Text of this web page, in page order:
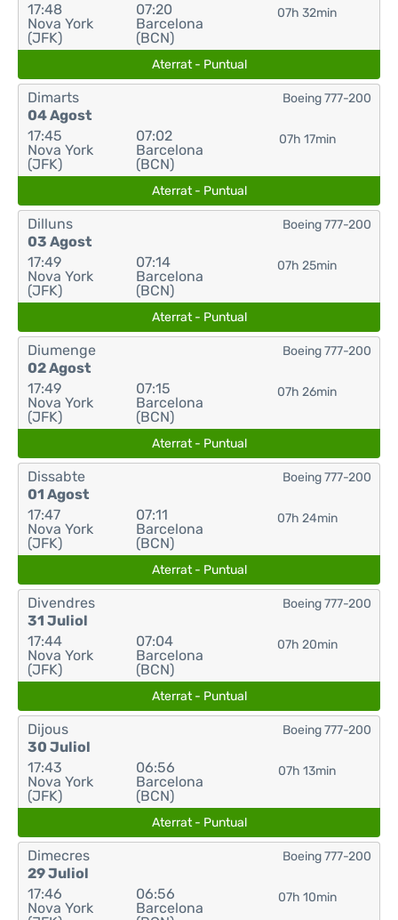
17:48
Nova York
(JFK)
07:20
Barcelona
(BCN)
07h 32min
Aterrat - Puntual
Dimarts
04 Agost
17:45
Nova York
(JFK)
07:02
Barcelona
(BCN)
07h 17min
Boeing 777-200
Aterrat - Puntual
Dilluns
03 Agost
17:49
Nova York
(JFK)
07:14
Barcelona
(BCN)
07h 25min
Boeing 777-200
Aterrat - Puntual
Diumenge
02 Agost
17:49
Nova York
(JFK)
07:15
Barcelona
(BCN)
07h 26min
Boeing 777-200
Aterrat - Puntual
Dissabte
01 Agost
17:47
Nova York
(JFK)
07:11
Barcelona
(BCN)
07h 24min
Boeing 777-200
Aterrat - Puntual
Divendres
31 Juliol
17:44
Nova York
(JFK)
07:04
Barcelona
(BCN)
07h 20min
Boeing 777-200
Aterrat - Puntual
Dijous
30 Juliol
17:43
Nova York
(JFK)
06:56
Barcelona
(BCN)
07h 13min
Boeing 777-200
Aterrat - Puntual
Dimecres
29 Juliol
17:46
Nova York
06:56
Barcelona
07h 10min
Boeing 777-200